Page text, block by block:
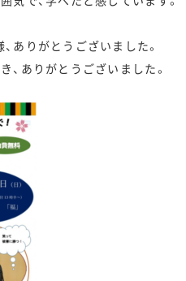
ありがとうございました。
、ありがとうございました。